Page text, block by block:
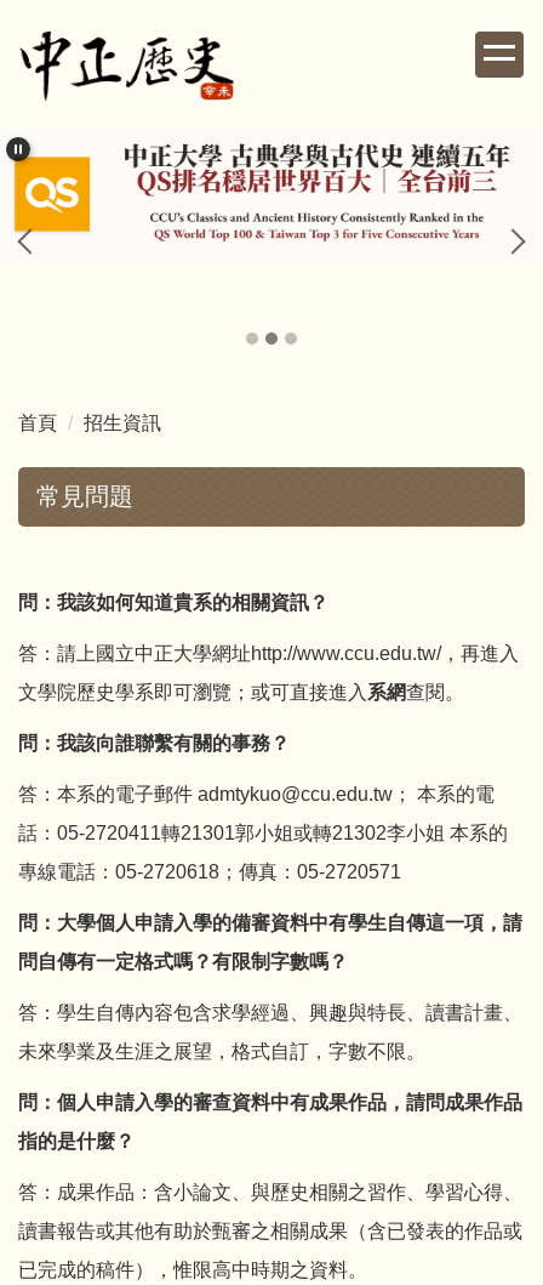
到
內
容
區
首頁 招生資訊
常見問題
問：我該如何知道貴系的相關資訊？
答：請上國立中正大學網址http://www.ccu.edu.tw/，再進入
文學院歷史學系即可瀏覽；或可直接進入 系網查閱。
問：我該向誰聯繫有關的事務？
答：本系的電子郵件 admtykuo@ccu.edu.tw； 本系的電
話：05-2720411轉21301郭小姐或轉21302李小姐 本系的
專線電話：05-2720618；傳真：05-2720571
問：大學個人申請入學的備審資料中有學生自傳這一項，請
問自傳有一定格式嗎？有限制字數嗎？
答：學生自傳內容包含求學經過、興趣與特長、讀書計畫、
未來學業及生涯之展望，格式自訂，字數不限。
問：個人申請入學的審查資料中有成果作品，請問成果作品
指的是什麼？
答：成果作品：含小論文、與歷史相關之習作、學習心得、
讀書報告或其他有助於甄審之相關成果（含已發表的作品或
已完成的稿件），惟限高中時期之資料。